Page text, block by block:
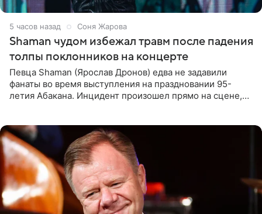
5 часов назад Соня Жарова
Shaman чудом избежал травм после падения
толпы поклонников на концерте
Певца Shaman (Ярослав Дронов) едва не задавили
фанаты во время выступления на праздновании 95-
летия Абакана. Инцидент произошел прямо на сцене,